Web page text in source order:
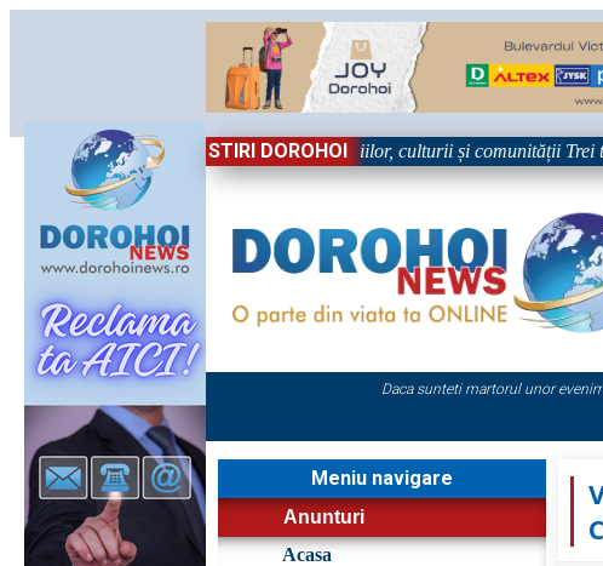
STIRI DOROHOI
Sărbătoare!” – trei zile dedicate tradițiilor, culturii și comunității Trei
Daca sunteti martorul unor
Meniu navigare
Anunturi
Acasa